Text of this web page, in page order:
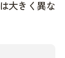
大きく異な